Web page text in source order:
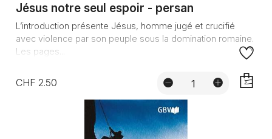
Jésus notre seul espoir - persan
L’introduction présente Jésus, homme jugé et crucifié
avec violence par son peuple sous la domination romaine.
Les pages...
CHF 2.50